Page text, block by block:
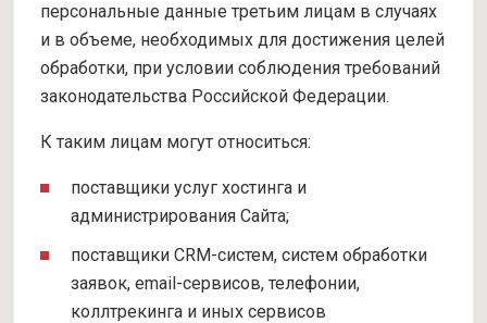
персональные данные третьим лицам в случаях
и в объеме, необходимых для достижения целей
обработки, при условии соблюдения требований
законодательства Российской Федерации.
К таким лицам могут относиться:
поставщики услуг хостинга и
администрирования Сайта;
поставщики CRM-систем, систем обработки
заявок, email-сервисов, телефонии,
коллтрекинга и иных сервисов